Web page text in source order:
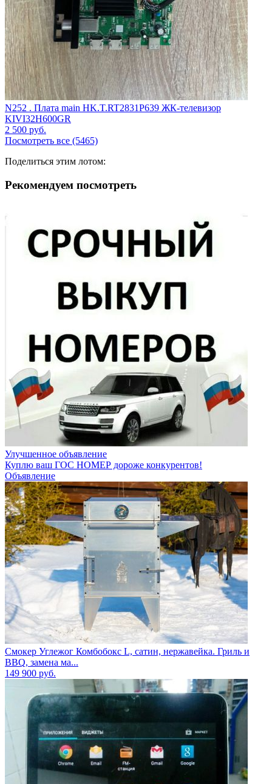
N252 . Плата main HK.T.RT2831P639 ЖК-телевизор
KIVI32H600GR
2 500 руб.
Посмотреть все (5465)
Поделиться этим лотом:
Рекомендуем посмотреть
Улучшенное объявление
Куплю ваш ГОС НОМЕР дороже конкурентов!
Объявление
Смокер Углежог Комбобокс L, сатин, нержавейка. Гриль и
BBQ, замена ма...
149 900 руб.